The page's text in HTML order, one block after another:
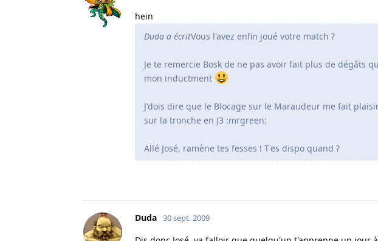
hein
Duda a écritVous l'avez enfin joué votre match ?
Je te remercie Bosk de ne pas avoir fait plus de dégâts
mon inductment
J'dois dire que le Blocage sur le Maraudeur me fait
sur la tronche en J3 :mrgreen:
Allé José, ramène tes fesses ! T'es dispo quand ?
Duda 30 sept. 2009